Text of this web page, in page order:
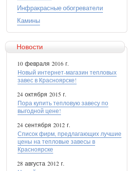
Инфракрасные обогреватели
Камины
Новости
10 февраля 2016 г.
Новый интернет-магазин тепловых
завес в Красноярске!
24 октября 2015 г.
Пора купить тепловую завесу по
выгодной цене!
24 сентября 2012 г.
Список фирм, предлагающих лучшие
цены на тепловые завесы в
Красноярске
28 августа 2012 г.